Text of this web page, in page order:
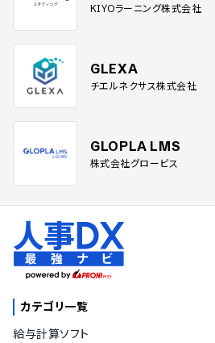
KIYOラーニング株式会社
GLEXA
チエルネクサス株式会社
GLOPLA LMS
株式会社グロービス
カテゴリ一覧
給与計算ソフト